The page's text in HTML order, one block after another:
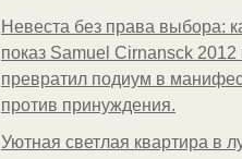
Невеста без права выбора:
показ Samuel Cirnansck 2012
превратил подиум в
против принуждения.
Уютная светлая квартира в